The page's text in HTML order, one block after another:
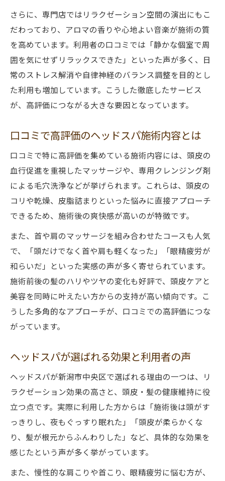
さらに、専門店ではリラクゼーション空間の演出にもこ
だわっており、アロマの香りや心地よい音楽が施術の質
を高めています。利用者の口コミでは「静かな個室で周
囲を気にせずリラックスできた」といった声が多く、日
常のストレス解消や自律神経のバランス調整を目的とし
た利用も増加しています。こうした徹底したサービス
が、高評価につながる大きな要因となっています。
口コミで高評価のヘッドスパ施術内容とは
口コミで特に高評価を集めている施術内容には、頭皮の
血行促進を重視したマッサージや、専用クレンジング剤
による毛穴洗浄などが挙げられます。これらは、頭皮の
コリや乾燥、皮脂詰まりといった悩みに直接アプローチ
できるため、施術後の爽快感が高いのが特徴です。
また、首や肩のマッサージを組み合わせたコースも人気
で、「頭だけでなく首や肩も軽くなった」「眼精疲労が
和らいだ」といった実感の声が多く寄せられています。
施術前後の髪のハリやツヤの変化も好評で、頭皮ケアと
美容を同時に叶えたい方からの支持が高い傾向です。こ
うした多角的なアプローチが、口コミでの高評価につな
がっています。
ヘッドスパが選ばれる効果と利用者の声
ヘッドスパが新潟市中央区で選ばれる理由の一つは、リ
ラクゼーション効果の高さと、頭皮・髪の健康維持に役
立つ点です。実際に利用した方からは「施術後は頭がす
っきりし、夜もぐっすり眠れた」「頭皮が柔らかくな
り、髪が根元からふんわりした」など、具体的な効果を
感じたという声が多く挙がっています。
また、慢性的な肩こりや首こり、眼精疲労に悩む方が、